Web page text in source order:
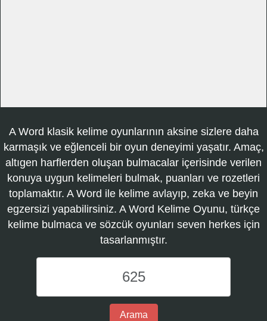
A Word klasik kelime oyunlarının aksine sizlere daha
karmaşık ve eğlenceli bir oyun deneyimi yaşatır. Amaç,
altıgen harflerden oluşan bulmacalar içerisinde verilen
konuya uygun kelimeleri bulmak, puanları ve rozetleri
toplamaktır. A Word ile kelime avlayıp, zeka ve beyin
egzersizi yapabilirsiniz. A Word Kelime Oyunu, türkçe
kelime bulmaca ve sözcük oyunları seven herkes için
tasarlanmıştır.
Word
Kelime
Oyunu
Arama